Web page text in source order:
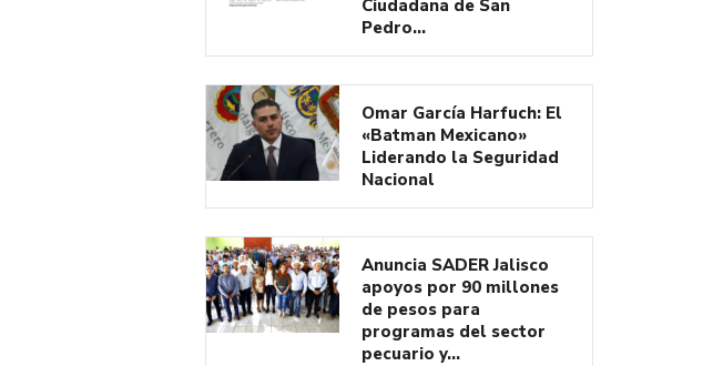
Ciudadana de San
Pedro…
Omar García Harfuch: El
«Batman Mexicano»
Liderando la Seguridad
Nacional
Anuncia SADER Jalisco
apoyos por 90 millones
de pesos para
programas del sector
pecuario y…